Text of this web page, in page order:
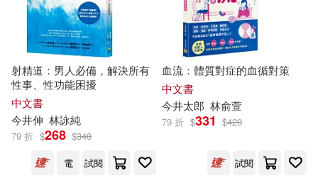
今井達也(1) 今井龍彌(1)
今林悦子(1) 伊藤公輝(1)
住 薫(1) 佐藤典子(1)
光希(1) 内海照子(1)
藝術新聞社(1) 西東社(1)
誠文堂新光社(1) 遠流(1)
遼寧科學技術出版社(1)
青泉社(1)
射精道：男人必備，解決所有
性事、性功能困擾
中文書
今井伸 林詠純
79 折 $268 $340
電
試閱
血流：體質對症的血循對策
中文書
今井太郎 林俞萱
79 折 $331 $420
試閱